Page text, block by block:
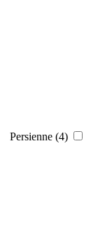
Persienne (4)